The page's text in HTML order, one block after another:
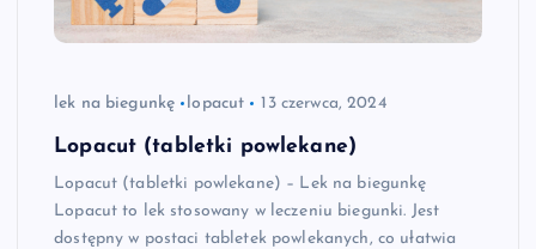
lek na biegunkę lopacut 13 czerwca, 2024
Lopacut (tabletki powlekane)
Lopacut (tabletki powlekane) – Lek na biegunkę
Lopacut to lek stosowany w leczeniu biegunki. Jest
dostępny w postaci tabletek powlekanych, co ułatwia